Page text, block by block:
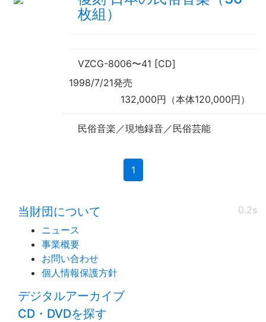
枚組）
VZCG-8006〜41 [CD]
1998/7/21発売
132,000円（本体120,000円）
民俗音楽／現地録音／民俗芸能
1(current)
0.2s
当財団について
ニュース
事業概要
お問い合わせ
個人情報保護方針
デジタルアーカイブ
CD・DVDを探す